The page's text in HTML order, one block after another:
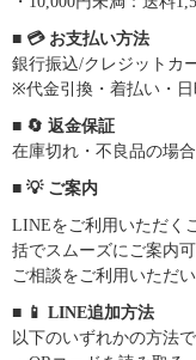
■ 💳 お支払い方法
銀行振込/クレジットカ
※代金引換・着払い・日
■ 🔄 返金保証
在庫切れ・不良品の場
■ 💡 ご案内
LINEをご利用いただく
括でスムーズにご案内
ご相談をご利用いただい
■ 📱 LINE追加方法
以下のいずれかの方法